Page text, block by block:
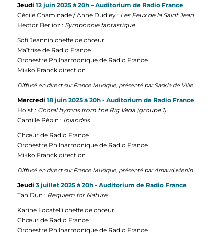
Jeudi 12 juin 2025 à 20h – Auditorium de Radio France
Cécile Chaminade / Anne Dudley : Les Feux de la Saint Jean
Hector Berlioz : Symphonie fantastique
Sofi Jeannin cheffe de chœur
Maîtrise de Radio France
Orchestre Philharmonique de Radio France
Mikko Franck direction
Diffusé en direct sur France Musique, présenté par Saskia de Ville.
Mercredi 18 juin 2025 à 20h - Auditorium de Radio France
Holst : Choral hymns from the Rig Veda (groupe 1)
Camille Pépin : Inlandsis
Chœur de Radio France
Orchestre Philharmonique de Radio France
Mikko Franck direction
Diffusé en direct sur France Musique, présenté par Arnaud Merlin.
Jeudi 3 juillet 2025 à 20h - Auditorium de Radio France
Tan Dun : Requiem for Nature
Karine Locatelli cheffe de chœur
Chœur de Radio France
Orchestre Philharmonique de Radio France